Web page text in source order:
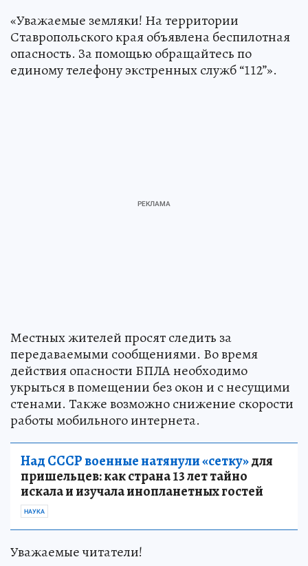
«Уважаемые земляки! На территории
Ставропольского края объявлена беспилотная
опасность. За помощью обращайтесь по
единому телефону экстренных служб “112”».
Местных жителей просят следить за
передаваемыми сообщениями. Во время
действия опасности БПЛА необходимо
укрыться в помещении без окон и с несущими
стенами. Также возможно снижение скорости
работы мобильного интернета.
Над СССР военные натянули «сетку»для
пришельцев: как страна 13 лет тайно
искала и изучала инопланетных гостей
НАУКА
Уважаемые читатели!